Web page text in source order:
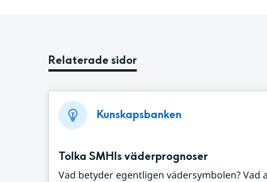
Relaterade sidor
Kunskapsbanken
Tolka SMHIs väderprognoser
Vad betyder egentligen vädersymbolen? Vad